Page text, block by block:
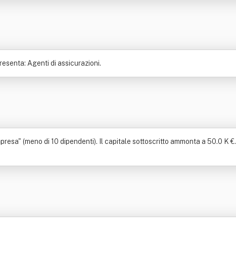
Agenti di assicurazioni.
(meno di 10 dipendenti). Il capitale sottoscritto ammonta a 50.0 K